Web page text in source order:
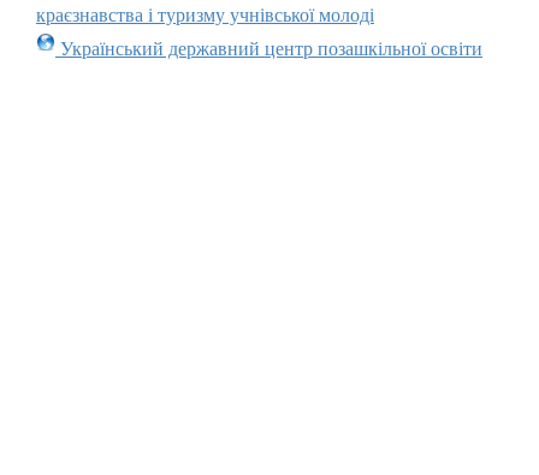
краєзнавства і туризму учнівської молоді
Український державний центр позашкільної освіти